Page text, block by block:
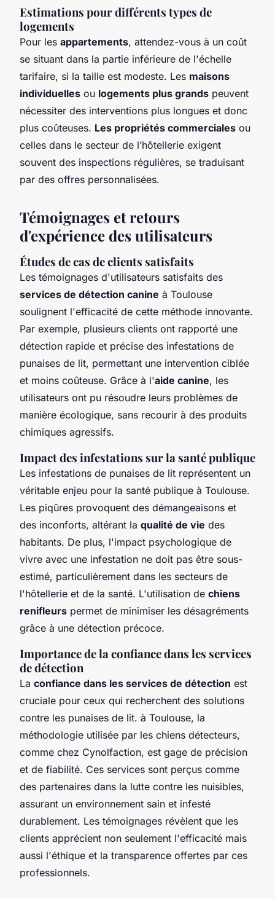
Estimations pour différents types de
logements
Pour les appartements, attendez-vous à un coût
se situant dans la partie inférieure de l'échelle
tarifaire, si la taille est modeste. Les maisons
individuelles ou logements plus grands peuvent
nécessiter des interventions plus longues et donc
plus coûteuses. Les propriétés commerciales ou
celles dans le secteur de l’hôtellerie exigent
souvent des inspections régulières, se traduisant
par des offres personnalisées.
Témoignages et retours
d'expérience des utilisateurs
Études de cas de clients satisfaits
Les témoignages d'utilisateurs satisfaits des
services de détection canine à Toulouse
soulignent l'efficacité de cette méthode innovante.
Par exemple, plusieurs clients ont rapporté une
détection rapide et précise des infestations de
punaises de lit, permettant une intervention ciblée
et moins coûteuse. Grâce à l'aide canine, les
utilisateurs ont pu résoudre leurs problèmes de
manière écologique, sans recourir à des produits
chimiques agressifs.
Impact des infestations sur la santé publique
Les infestations de punaises de lit représentent un
véritable enjeu pour la santé publique à Toulouse.
Les piqûres provoquent des démangeaisons et
des inconforts, altérant la qualité de vie des
habitants. De plus, l'impact psychologique de
vivre avec une infestation ne doit pas être sous-
estimé, particulièrement dans les secteurs de
l'hôtellerie et de la santé. L'utilisation de chiens
renifleurs permet de minimiser les désagréments
grâce à une détection précoce.
Importance de la confiance dans les services
de détection
La confiance dans les services de détection est
cruciale pour ceux qui recherchent des solutions
contre les punaises de lit. à Toulouse, la
méthodologie utilisée par les chiens détecteurs,
comme chez Cynolfaction, est gage de précision
et de fiabilité. Ces services sont perçus comme
des partenaires dans la lutte contre les nuisibles,
assurant un environnement sain et infesté
durablement. Les témoignages révèlent que les
clients apprécient non seulement l'efficacité mais
aussi l'éthique et la transparence offertes par ces
professionnels.